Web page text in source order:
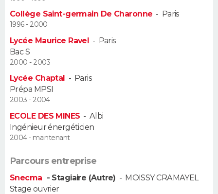
Alimentation
Guide de la santé
Maladies
Médicaments
Sommeil
VOYAGE
Destinations
City break
Voyage nature
Voyage de noces
Forum
Climat
+
PHOTO
BONS PLANS
CARTE DE VOEUX
Carte de Noël
Carte Bonne année
Carte Saint-Valentin
Carte Pâques
Carte d'anniversaire
DICTIONNAIRE
PROGRAMME TV
COPAINS D'AVANT
Collège Saint-germain De Charonne - Paris
1996 - 2000
Lycée Maurice Ravel - Paris
Bac S
2000 - 2003
Lycée Chaptal - Paris
Prépa MPSI
2003 - 2004
ECOLE DES MINES - Albi
Ingénieur énergéticien
2004 - maintenant
Parcours entreprise
Snecma - Stagiaire (Autre) - MOISSY CRAMAYEL
Stage ouvrier